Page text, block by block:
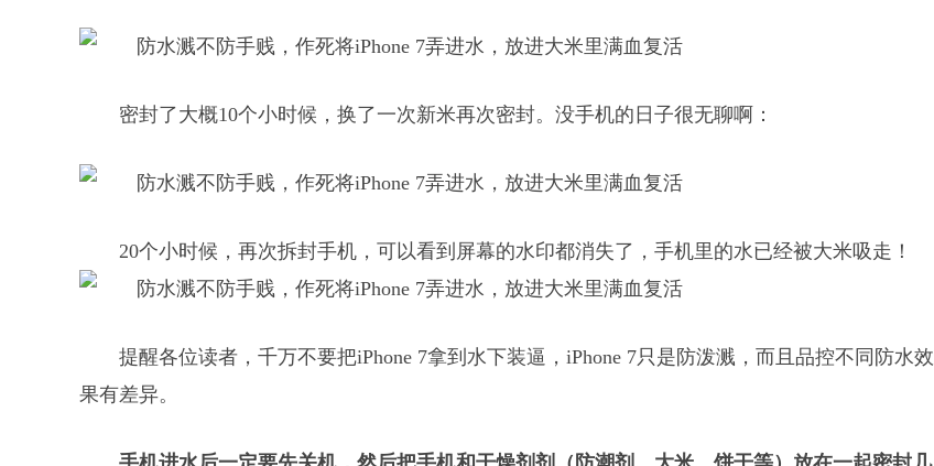
密封了大概10个小时候，换了一次新米再次密封。没手机的日子很无聊啊：
20个小时候，再次拆封手机，可以看到屏幕的水印都消失了，手机里的水已经被大米吸走！
提醒各位读者，千万不要把iPhone 7拿到水下装逼，iPhone 7只是防泼溅，而且品控不同防水效
果有差异。